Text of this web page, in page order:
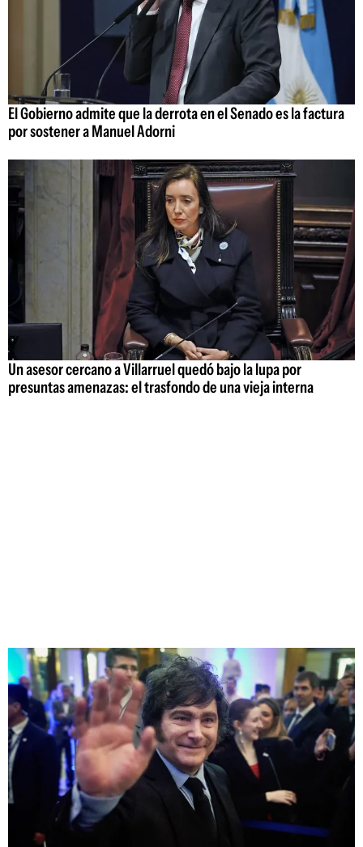
El Gobierno admite que la derrota en el Senado es la factura
por sostener a Manuel Adorni
Un asesor cercano a Villarruel quedó bajo la lupa por
presuntas amenazas: el trasfondo de una vieja interna